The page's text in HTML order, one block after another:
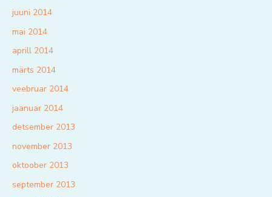
juuni 2014
mai 2014
aprill 2014
märts 2014
veebruar 2014
jaanuar 2014
detsember 2013
november 2013
oktoober 2013
september 2013